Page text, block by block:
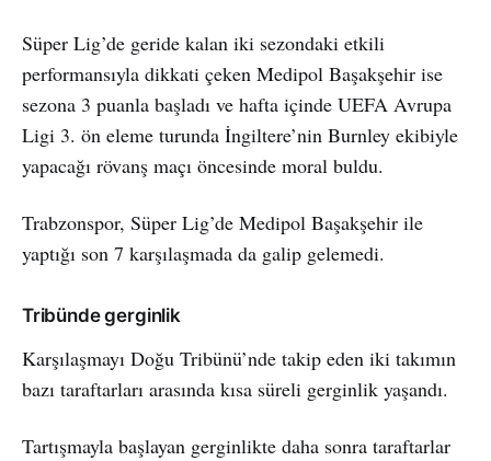
Süper Lig’de geride kalan iki sezondaki etkili
performansıyla dikkati çeken Medipol Başakşehir ise
sezona 3 puanla başladı ve hafta içinde UEFA Avrupa
Ligi 3. ön eleme turunda İngiltere’nin Burnley ekibiyle
yapacağı rövanş maçı öncesinde moral buldu.
Trabzonspor, Süper Lig’de Medipol Başakşehir ile
yaptığı son 7 karşılaşmada da galip gelemedi.
Tribünde gerginlik
Karşılaşmayı Doğu Tribünü’nde takip eden iki takımın
bazı taraftarları arasında kısa süreli gerginlik yaşandı.
Tartışmayla başlayan gerginlikte daha sonra taraftarlar